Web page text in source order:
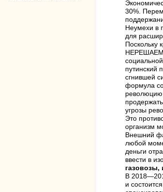
30%.
Неумехи в
для
Поскольку
путинский
сгнившей
формула
революцию
угрозы
Это
организм
Внешний
любой
деньги
ввести в
газовозы,
В
и